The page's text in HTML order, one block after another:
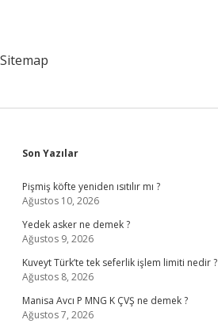
Sitemap
Sidebar
Son Yazılar
Pişmiş köfte yeniden ısıtılır mı ?
Ağustos 10, 2026
Yedek asker ne demek ?
Ağustos 9, 2026
Kuveyt Türk’te tek seferlik işlem limiti nedir ?
Ağustos 8, 2026
Manisa Avcı P MNG K ÇVŞ ne demek ?
Ağustos 7, 2026